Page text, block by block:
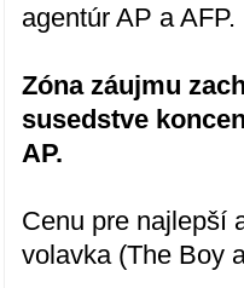
agentúr AP a AFP.
Zóna záujmu
susedstve
AP.
Cenu pre najlepší
volavka (The Boy